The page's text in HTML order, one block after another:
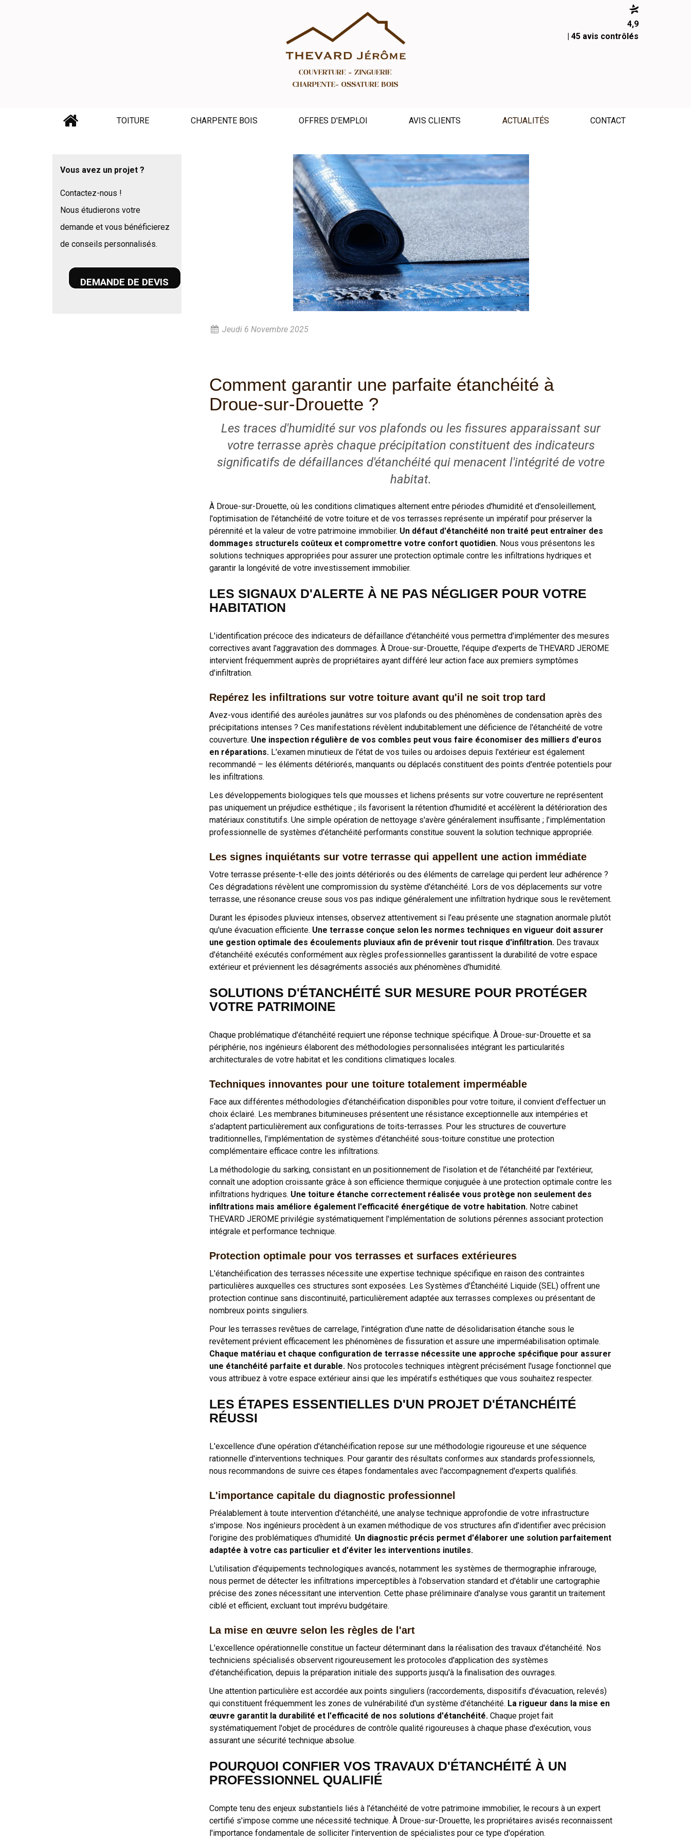
4,9
| 45 avis contrôlés
TOITURE CHARPENTE BOIS OFFRES D'EMPLOI AVIS CLIENTS ACTUALITÉS CONTACT
Vous avez un projet ?
Contactez-nous !
Nous étudierons votre
demande et vous bénéficierez
de conseils personnalisés.
DEMANDE DE DEVIS
Jeudi 6 Novembre 2025
Comment garantir une parfaite étanchéité à
Droue-sur-Drouette ?
Les traces d'humidité sur vos plafonds ou les fissures apparaissant sur
votre terrasse après chaque précipitation constituent des indicateurs
significatifs de défaillances d'étanchéité qui menacent l'intégrité de votre
habitat.
À Droue-sur-Drouette, où les conditions climatiques alternent entre périodes d'humidité et d'ensoleillement,
l'optimisation de l'étanchéité de votre toiture et de vos terrasses représente un impératif pour préserver la
pérennité et la valeur de votre patrimoine immobilier. Un défaut d'étanchéité non traité peut entraîner des
dommages structurels coûteux et compromettre votre confort quotidien.Nous vous présentons les
solutions techniques appropriées pour assurer une protection optimale contre les infiltrations hydriques et
garantir la longévité de votre investissement immobilier.
LES SIGNAUX D'ALERTE À NE PAS NÉGLIGER POUR VOTRE
HABITATION
L'identification précoce des indicateurs de défaillance d'étanchéité vous permettra d'implémenter des mesures
correctives avant l'aggravation des dommages. À Droue-sur-Drouette, l'équipe d'experts de THEVARD JEROME
intervient fréquemment auprès de propriétaires ayant différé leur action face aux premiers symptômes
d'infiltration.
Repérez les infiltrations sur votre toiture avant qu'il ne soit trop tard
Avez-vous identifié des auréoles jaunâtres sur vos plafonds ou des phénomènes de condensation après des
précipitations intenses ? Ces manifestations révèlent indubitablement une déficience de l'étanchéité de votre
couverture. Une inspection régulière de vos combles peut vous faire économiser des milliers d'euros
en réparations.L'examen minutieux de l'état de vos tuiles ou ardoises depuis l'extérieur est également
recommandé – les éléments détériorés, manquants ou déplacés constituent des points d'entrée potentiels pour
les infiltrations.
Les développements biologiques tels que mousses et lichens présents sur votre couverture ne représentent
pas uniquement un préjudice esthétique ; ils favorisent la rétention d'humidité et accélèrent la détérioration des
matériaux constitutifs. Une simple opération de nettoyage s'avère généralement insuffisante ; l'implémentation
professionnelle de systèmes d'étanchéité performants constitue souvent la solution technique appropriée.
Les signes inquiétants sur votre terrasse qui appellent une action immédiate
Votre terrasse présente-t-elle des joints détériorés ou des éléments de carrelage qui perdent leur adhérence ?
Ces dégradations révèlent une compromission du système d'étanchéité. Lors de vos déplacements sur votre
terrasse, une résonance creuse sous vos pas indique généralement une infiltration hydrique sous le revêtement.
Durant les épisodes pluvieux intenses, observez attentivement si l'eau présente une stagnation anormale plutôt
qu'une évacuation efficiente. Une terrasse conçue selon les normes techniques en vigueur doit assurer
une gestion optimale des écoulements pluviaux afin de prévenir tout risque d'infiltration.Des travaux
d'étanchéité exécutés conformément aux règles professionnelles garantissent la durabilité de votre espace
extérieur et préviennent les désagréments associés aux phénomènes d'humidité.
SOLUTIONS D'ÉTANCHÉITÉ SUR MESURE POUR PROTÉGER
VOTRE PATRIMOINE
Chaque problématique d'étanchéité requiert une réponse technique spécifique. À Droue-sur-Drouette et sa
périphérie, nos ingénieurs élaborent des méthodologies personnalisées intégrant les particularités
architecturales de votre habitat et les conditions climatiques locales.
Techniques innovantes pour une toiture totalement imperméable
Face aux différentes méthodologies d'étanchéification disponibles pour votre toiture, il convient d'effectuer un
choix éclairé. Les membranes bitumineuses présentent une résistance exceptionnelle aux intempéries et
s'adaptent particulièrement aux configurations de toits-terrasses. Pour les structures de couverture
traditionnelles, l'implémentation de systèmes d'étanchéité sous-toiture constitue une protection
complémentaire efficace contre les infiltrations.
La méthodologie du sarking, consistant en un positionnement de l'isolation et de l'étanchéité par l'extérieur,
connaît une adoption croissante grâce à son efficience thermique conjuguée à une protection optimale contre les
infiltrations hydriques. Une toiture étanche correctement réalisée vous protège non seulement des
infiltrations mais améliore également l'efficacité énergétique de votre habitation.Notre cabinet
THEVARD JEROME privilégie systématiquement l'implémentation de solutions pérennes associant protection
intégrale et performance technique.
Protection optimale pour vos terrasses et surfaces extérieures
L'étanchéification des terrasses nécessite une expertise technique spécifique en raison des contraintes
particulières auxquelles ces structures sont exposées. Les Systèmes d'Étanchéité Liquide (SEL) offrent une
protection continue sans discontinuité, particulièrement adaptée aux terrasses complexes ou présentant de
nombreux points singuliers.
Pour les terrasses revêtues de carrelage, l'intégration d'une natte de désolidarisation étanche sous le
revêtement prévient efficacement les phénomènes de fissuration et assure une imperméabilisation optimale.
Chaque matériau et chaque configuration de terrasse nécessite une approche spécifique pour assurer
une étanchéité parfaite et durable.Nos protocoles techniques intègrent précisément l'usage fonctionnel que
vous attribuez à votre espace extérieur ainsi que les impératifs esthétiques que vous souhaitez respecter.
LES ÉTAPES ESSENTIELLES D'UN PROJET D'ÉTANCHÉITÉ
RÉUSSI
L'excellence d'une opération d'étanchéification repose sur une méthodologie rigoureuse et une séquence
rationnelle d'interventions techniques. Pour garantir des résultats conformes aux standards professionnels,
nous recommandons de suivre ces étapes fondamentales avec l'accompagnement d'experts qualifiés.
L'importance capitale du diagnostic professionnel
Préalablement à toute intervention d'étanchéité, une analyse technique approfondie de votre infrastructure
s'impose. Nos ingénieurs procèdent à un examen méthodique de vos structures afin d'identifier avec précision
l'origine des problématiques d'humidité. Un diagnostic précis permet d'élaborer une solution parfaitement
adaptée à votre cas particulier et d'éviter les interventions inutiles.
L'utilisation d'équipements technologiques avancés, notamment les systèmes de thermographie infrarouge,
nous permet de détecter les infiltrations imperceptibles à l'observation standard et d'établir une cartographie
précise des zones nécessitant une intervention. Cette phase préliminaire d'analyse vous garantit un traitement
ciblé et efficient, excluant tout imprévu budgétaire.
La mise en œuvre selon les règles de l'art
L'excellence opérationnelle constitue un facteur déterminant dans la réalisation des travaux d'étanchéité. Nos
techniciens spécialisés observent rigoureusement les protocoles d'application des systèmes
d'étanchéification, depuis la préparation initiale des supports jusqu'à la finalisation des ouvrages.
Une attention particulière est accordée aux points singuliers (raccordements, dispositifs d'évacuation, relevés)
qui constituent fréquemment les zones de vulnérabilité d'un système d'étanchéité. La rigueur dans la mise en
œuvre garantit la durabilité et l'efficacité de nos solutions d'étanchéité.Chaque projet fait
systématiquement l'objet de procédures de contrôle qualité rigoureuses à chaque phase d'exécution, vous
assurant une sécurité technique absolue.
POURQUOI CONFIER VOS TRAVAUX D'ÉTANCHÉITÉ À UN
PROFESSIONNEL QUALIFIÉ
Compte tenu des enjeux substantiels liés à l'étanchéité de votre patrimoine immobilier, le recours à un expert
certifié s'impose comme une nécessité technique. À Droue-sur-Drouette, les propriétaires avisés reconnaissent
l'importance fondamentale de solliciter l'intervention de spécialistes pour ce type d'opération.